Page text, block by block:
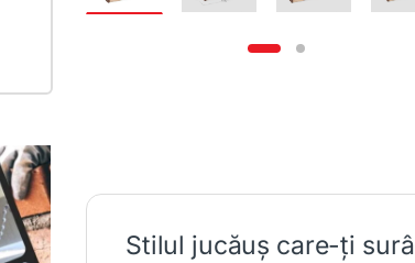
Stilul jucăuș care-ți